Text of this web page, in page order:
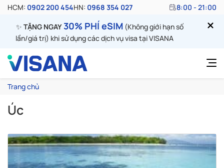
HCM: 0902 200 454HN: 0968 354 027 8:00 - 21:00
✨ TẶNG NGAY30% PHÍ eSIM (Không giới hạn số
lần/giá trị) khi sử dụng các dịch vụ visa tại VISANA
Trang chủ
Úc